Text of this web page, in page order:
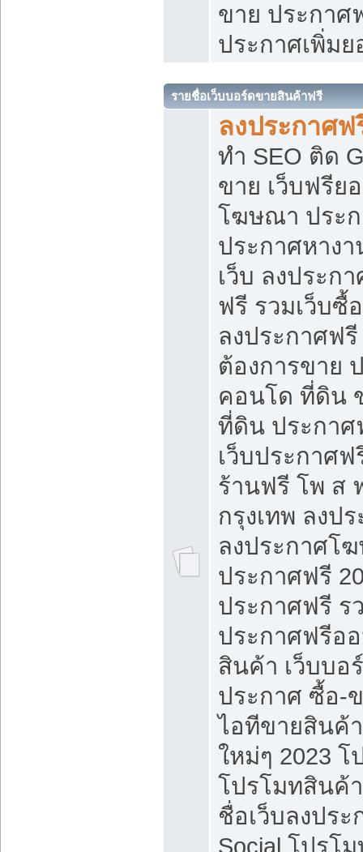
ขาย ประกาศ
ประกาศเพิ่ม
รายชื่อเว็บบอร์ดขายสินค้าฟรี
ลงประกาศฟ
ทำ SEO ติด
ขาย เว็บฟรีย
โฆษณา ประ
ประกาศหาง
เว็บ ลงประก
ฟรี รวมเว็บซื้
ลงประกาศฟ
ต้องการขาย
คอนโด ที่ดิน
ที่ดิน ประกา
เว็บประกาศ
ร้านฟรี โพ ส
กรุงเทพ ลงป
ลงประกาศโ
ประกาศฟรี
ประกาศฟรี ร
ประกาศฟรีอ
สินค้า เว็บบอ
ประกาศ ซื้อ-
ไอทีขายสินค้
ใหม่ๆ 2023
โปรโมทสินค้
ชื่อเว็บลงปร
Social โปรโ